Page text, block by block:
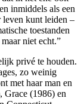
inmiddels als een
leven kunt leiden –
toestanden
niet echt.”
privé te houden.
zo weinig
met haar man en
(1986) en